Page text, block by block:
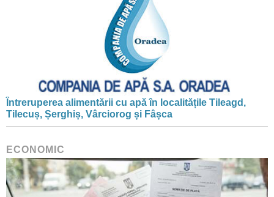
Întreruperea alimentării cu apă în localitățile Tileagd,
Tilecuș, Șerghiș, Vârciorog și Fâșca
ECONOMIC